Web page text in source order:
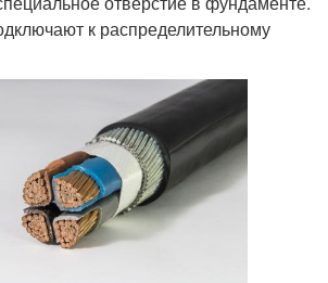
к распределительному